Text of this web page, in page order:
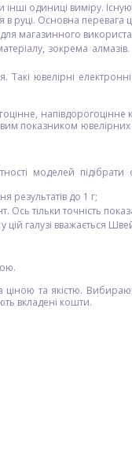
одиниці виміру.
руці. Основна
магазинного
зокрема
ювелірні
показником
моделей
результатів до 1 г;
Ось тільки точність
галузі вважається
та якістю.
вкладені кошти.